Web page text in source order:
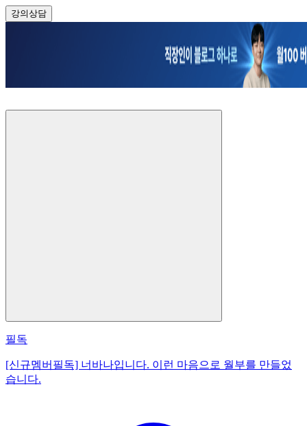
강의상담
필독
[신규멤버필독] 너바나입니다. 이런 마음으로 월부를 만들었
습니다.